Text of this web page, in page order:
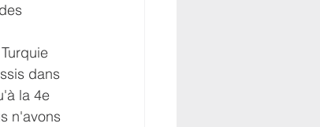
dans
la 4e
n'avons